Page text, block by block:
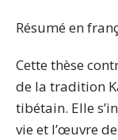
Résumé en
Cette thèse
de la tradition
tibétain. Elle
vie et l’œuvre